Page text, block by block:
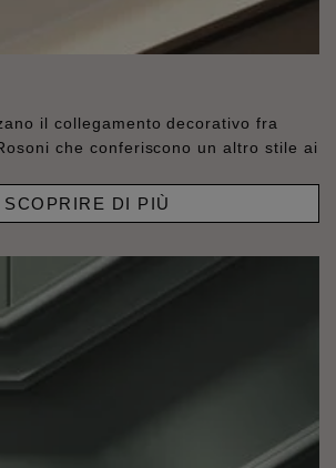
il collegamento decorativo fra
che conferiscono un altro stile ai
SCOPRIRE DI PIÙ